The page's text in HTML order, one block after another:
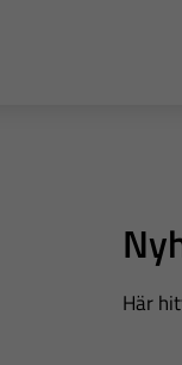
Här